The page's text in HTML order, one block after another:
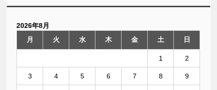
2026年8月
月
火 水 木 金 土 日
1 2
3 4 5 6 7 8 9